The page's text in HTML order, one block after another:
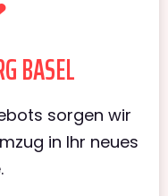
BASEL
sorgen wir
in Ihr neues